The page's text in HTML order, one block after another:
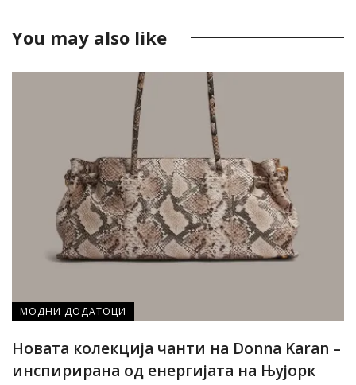
You may also like
МОДНИ ДОДАТОЦИ
Новата колекција чанти на Donna Karan –
инспирирана од енергијата на Њујорк